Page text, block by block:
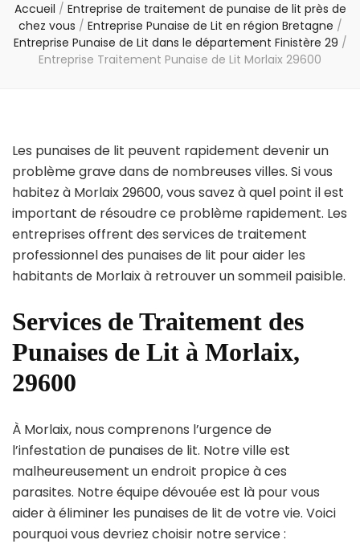
Accueil / Entreprise de traitement de punaise de lit près de
chez vous / Entreprise Punaise de Lit en région Bretagne /
Entreprise Punaise de Lit dans le département Finistère 29 /
Entreprise Traitement Punaise de Lit Morlaix 29600
Les punaises de lit peuvent rapidement devenir un
problème grave dans de nombreuses villes. Si vous
habitez à Morlaix 29600, vous savez à quel point il est
important de résoudre ce problème rapidement. Les
entreprises offrent des services de traitement
professionnel des punaises de lit pour aider les
habitants de Morlaix à retrouver un sommeil paisible.
Services de Traitement des
Punaises de Lit à Morlaix,
29600
À Morlaix, nous comprenons l’urgence de
l’infestation de punaises de lit. Notre ville est
malheureusement un endroit propice à ces
parasites. Notre équipe dévouée est là pour vous
aider à éliminer les punaises de lit de votre vie. Voici
pourquoi vous devriez choisir notre service :